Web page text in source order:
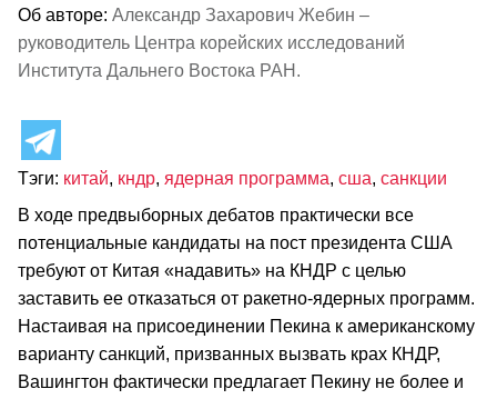
Об авторе: Александр Захарович Жебин –
руководитель Центра корейских исследований
Института Дальнего Востока РАН.
Тэги: китай, кндр, ядерная программа, сша, санкции
В ходе предвыборных дебатов практически все
потенциальные кандидаты на пост президента США
требуют от Китая «надавить» на КНДР с целью
заставить ее отказаться от ракетно-ядерных программ.
Настаивая на присоединении Пекина к американскому
варианту санкций, призванных вызвать крах КНДР,
Вашингтон фактически предлагает Пекину не более и